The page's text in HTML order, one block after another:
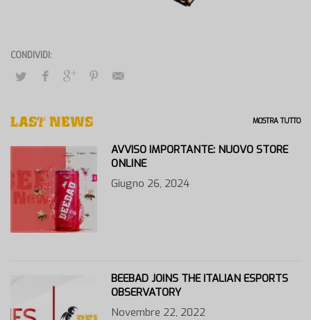
LAST NEWS MOSTRA TUTTO
AVVISO IMPORTANTE: NUOVO STORE
ONLINE
Giugno 26, 2024
BEEBAD JOINS THE ITALIAN ESPORTS
OBSERVATORY
Novembre 22, 2022